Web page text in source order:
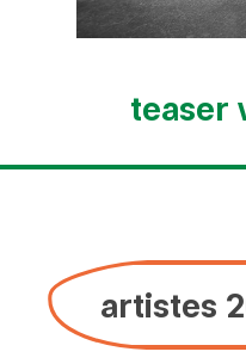
teaser
artistes